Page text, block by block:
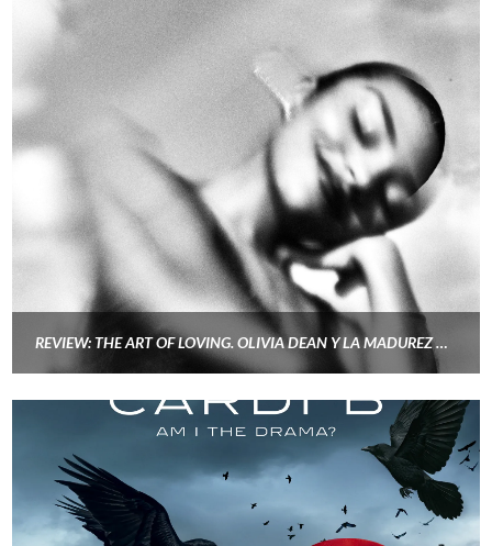
REVIEW: THE ART OF LOVING. OLIVIA DEAN Y LA MADUREZ DE UN POP SOUL SIN CLICHÉS